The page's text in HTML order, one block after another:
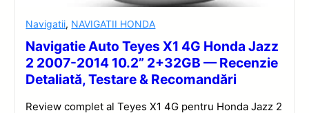
Navigatii, NAVIGATII HONDA
Navigatie Auto Teyes X1 4G Honda Jazz
2 2007-2014 10.2” 2+32GB — Recenzie
Detaliată, Testare & Recomandări
Review complet al Teyes X1 4G pentru Honda Jazz 2